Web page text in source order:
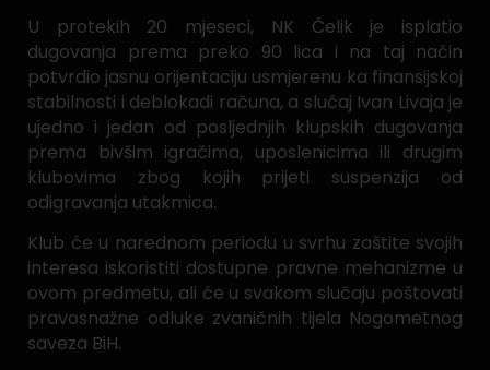
U protekih 20 mjeseci, NK Čelik je isplatio
dugovanja prema preko 90 lica i na taj način
potvrdio jasnu orijentaciju usmjerenu ka finansijskoj
stabilnosti i deblokadi računa, a slučaj Ivan Livaja je
ujedno i jedan od posljednjih klupskih dugovanja
prema bivšim igračima, uposlenicima ili drugim
klubovima zbog kojih prijeti suspenzija od
odigravanja utakmica.
Klub će u narednom periodu u svrhu zaštite svojih
interesa iskoristiti dostupne pravne mehanizme u
ovom predmetu, ali će u svakom slučaju poštovati
pravosnažne odluke zvaničnih tijela Nogometnog
saveza BiH.